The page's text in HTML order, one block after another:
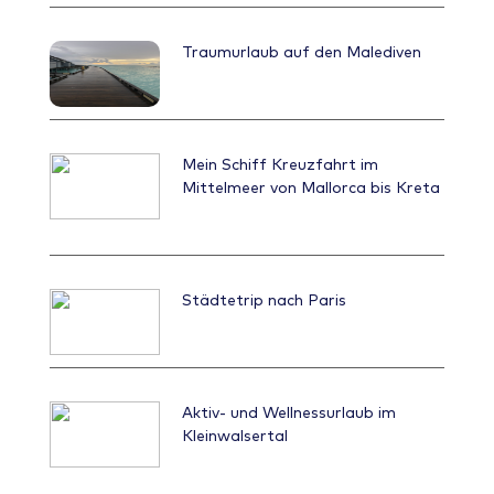
Bootstransfer genutzt. Aufgrund der
längeren Strecke (ca. 1 ½ h Fahrt ab Malé)
wird man hier mit einem größeren Boot
befördert, vergleichbar mit einer kleinen
Insel war das abwechslungsreiche Essen und
die großartigen Unterhaltungsprogramme in
bei Sonnenuntergang in einem Sandsack am
aufgehoben. Es empfiehlt sich auf jeden Fall
relativ teuer sind. LUX*South Ari Atoll Resort
LUX*South Ari Resort. Auch ein wundervolles
Hotel, preislich eine etwas höhere Preisklasse.
Traumurlaub auf den Malediven
Mein Schiff Kreuzfahrt im
Mittelmeer von Mallorca bis Kreta
Städtetrip nach Paris
Aktiv- und Wellnessurlaub im
Kleinwalsertal